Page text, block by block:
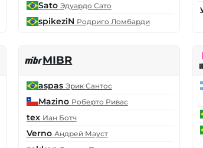
Sato Эдуардо Сато
spikeziN Родриго Ломбарди
MIBR
aspas Эрик Сантос
Mazino Роберто Ривас
tex Иан Ботч
Verno Андрей Мауст